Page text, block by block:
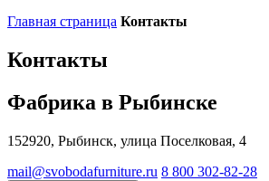
Главная страница Контакты
Контакты
Фабрика в Рыбинске
152920, Рыбинск, улица Поселковая, 4
mail@svobodafurniture.ru 8 800 302-82-28